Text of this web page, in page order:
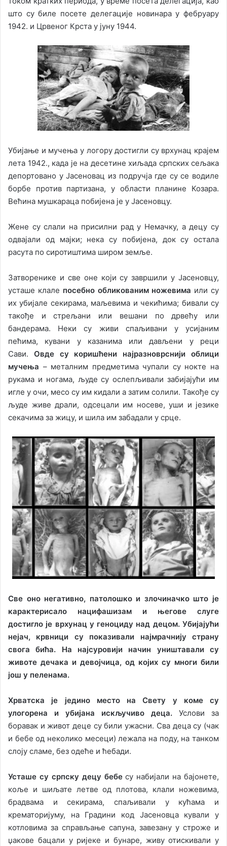
што су биле посете делегације новинара у фебруару
1942. и Црвеног Крста у јуну 1944.
Убијање и мучења у логору достигли су врхунац крајем
лета 1942., када је на десетине хиљада српских сељака
депортовано у Јасеновац из подручја где су се водиле
борбе против партизана, у области планине Козара.
Већина мушкараца побијена је у Јасеновцу.
Жене су слали на присилни рад у Немачку, а децу су
одвајали од мајки; нека су побијена, док су остала
расута по сиротиштима широм земље.
Затворенике и све оне који су завршили у Јасеновцу,
усташе клале посебно обликованим ножевима или су
их убијале секирама, маљевима и чекићима; бивали су
такође и стрељани или вешани по дрвећу или
бандерама. Неки су живи спаљивани у усијаним
пећима, кувани у казанима или дављени у реци
Сави. Овде су коришћени најразноврснији облици
мучења – металним предметима чупали су нокте на
рукама и ногама, људе су ослепљивали забијајући им
игле у очи, месо су им кидали а затим солили. Такође су
људе живе драли, одсецали им носеве, уши и језике
секачима за жицу, и шила им забадали у срце.
Све оно негативно, патолошко и злочиначко што је
карактерисало нацифашизам и његове слуге
достигло је врхунац у геноциду над децом. Убијајући
нејач, крвници су показивали најмрачнију страну
свога бића. На најсуровији начин уништавали су
животе дечака и девојчица, од којих су многи били
још у пеленама.
Хрватска је једино место на Свету у коме су
улогорена и убијана искључиво деца. Услови за
боравак и живот деце су били ужасни. Сва деца су (чак
и бебе од неколико месеци) лежала на поду, на танком
слоју сламе, без одеће и ћебади.
Усташе су српску децу бебесу набијали на бајонете,
коље и шиљате летве од плотова, клали ножевима,
брадвама и секирама, спаљивали у кућама и
крематоријуму, на Градини код Јасеновца кували у
котловима за справљање сапуна, завезану у строже и
џакове бацали у ријеке и бунаре, живу отискивали у